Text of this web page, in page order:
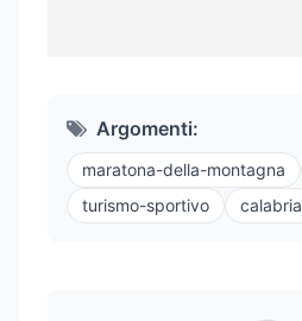
Argomenti:
maratona-della-montagna
turismo-sportivo
calabria